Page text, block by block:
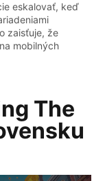
eskalovať, keď
zaisťuje, že
mobilných
The